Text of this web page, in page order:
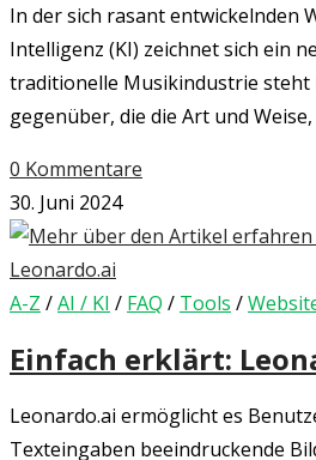
In der sich rasant entwickelnden
Intelligenz (KI) zeichnet sich ein
traditionelle Musikindustrie steht
gegenüber, die die Art und
0 Kommentare
30. Juni 2024
A-Z /AI / KI / FAQ / Tools /
Einfach erklärt:
Leonardo.ai ermöglicht es
Texteingaben beeindruckende